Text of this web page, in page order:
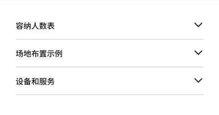
容纳人数表
场地布置示例
设备和服务